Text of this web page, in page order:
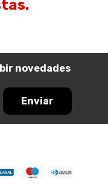
novedades
Enviar